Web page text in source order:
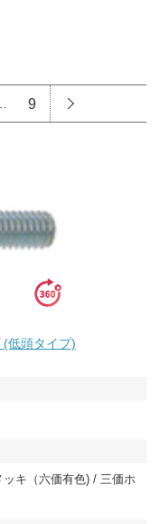
9
低頭タイプ)
キ（六価有色) / 三価ホ